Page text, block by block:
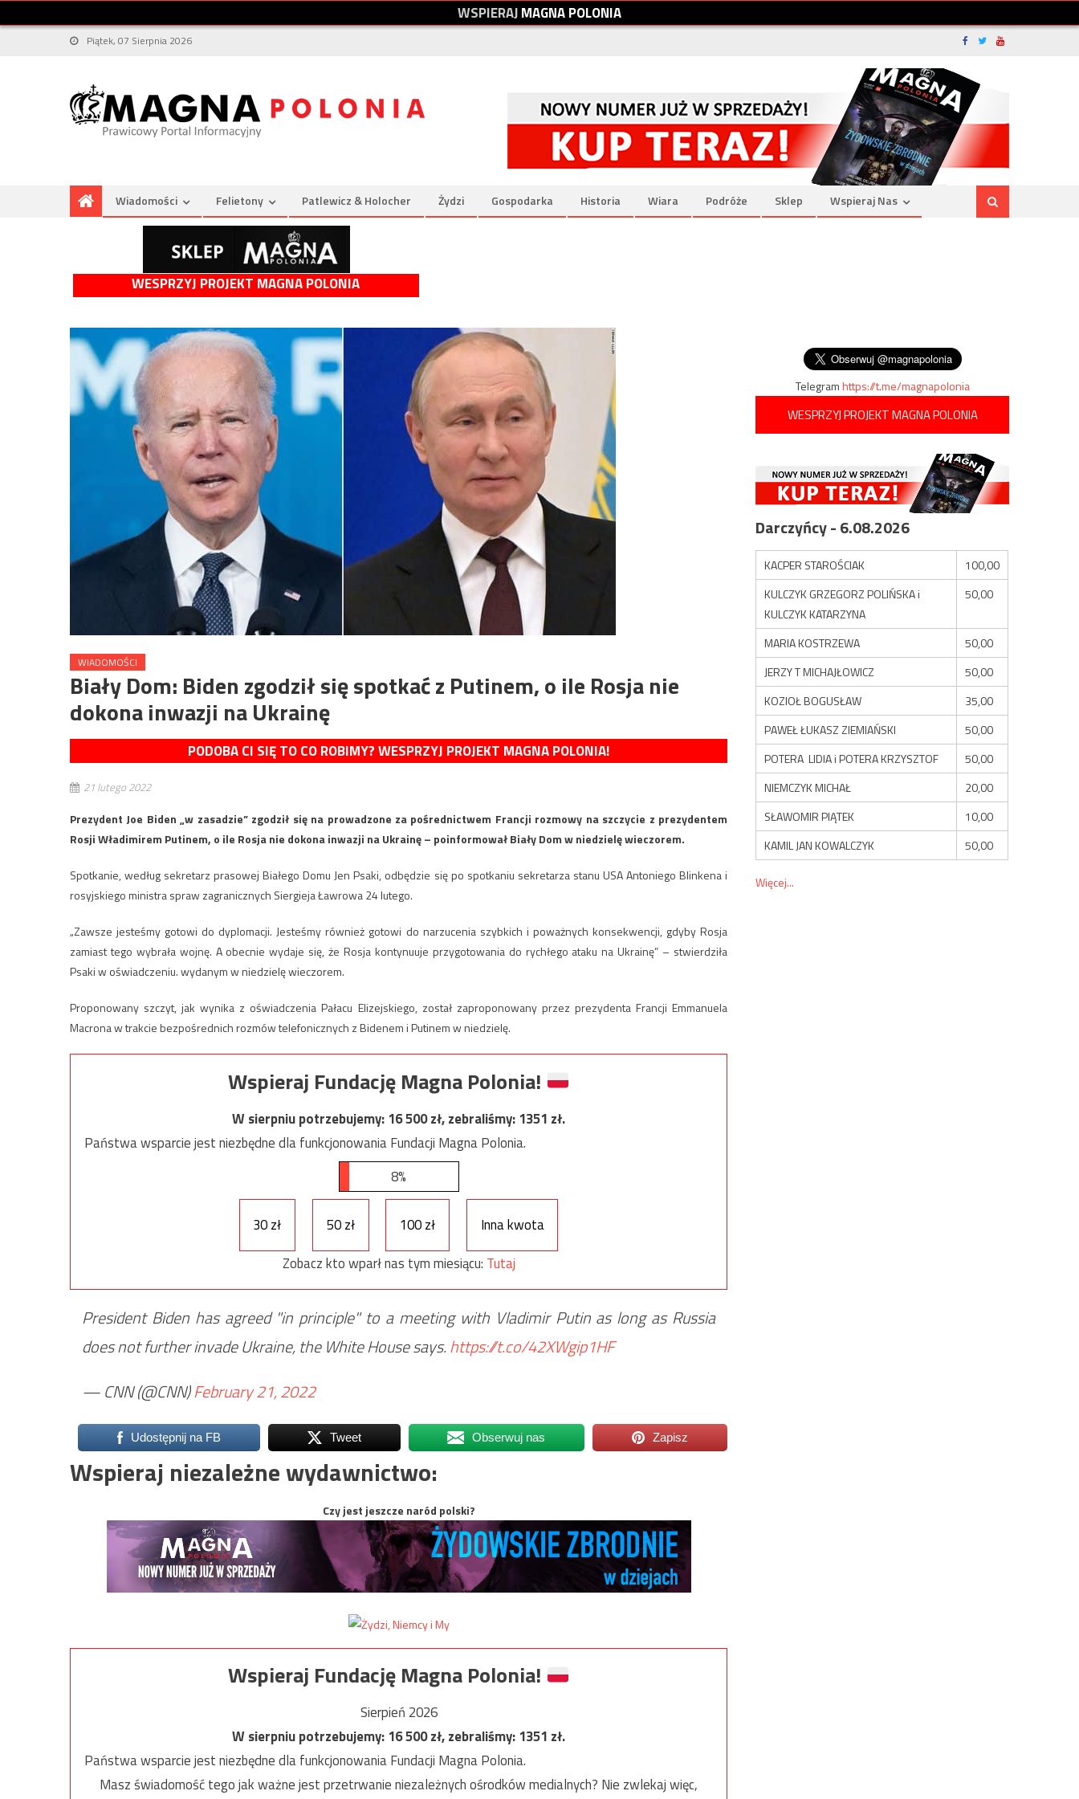
WSPIERAJMAGNAPOLONIA
Piątek, 07 Sierpnia 2026
Wiadomości Felietony Patlewicz & Holocher Żydzi Gospodarka Historia Wiara Podróże Sklep Wspieraj Nas
WESPRZYJ PROJEKT MAGNA POLONIA
WIADOMOŚCI
Biały Dom: Biden zgodził się spotkać z Putinem, o ile Rosja nie
dokona inwazji na Ukrainę
PODOBA CI SIĘ TO CO ROBIMY? WESPRZYJ PROJEKT MAGNA POLONIA!
21 lutego 2022
Prezydent Joe Biden „w zasadzie” zgodził się na prowadzone za pośrednictwem Francji rozmowy na szczycie z prezydentem
Rosji Władimirem Putinem, o ile Rosja nie dokona inwazji na Ukrainę – poinformował Biały Dom w niedzielę wieczorem.
Spotkanie, według sekretarz prasowej Białego Domu Jen Psaki, odbędzie się po spotkaniu sekretarza stanu USA Antoniego Blinkena i
rosyjskiego ministra spraw zagranicznych Siergieja Ławrowa 24 lutego.
„Zawsze jesteśmy gotowi do dyplomacji. Jesteśmy również gotowi do narzucenia szybkich i poważnych konsekwencji, gdyby Rosja
zamiast tego wybrała wojnę. A obecnie wydaje się, że Rosja kontynuuje przygotowania do rychłego ataku na Ukrainę” – stwierdziła
Psaki w oświadczeniu. wydanym w niedzielę wieczorem.
Proponowany szczyt, jak wynika z oświadczenia Pałacu Elizejskiego, został zaproponowany przez prezydenta Francji Emmanuela
Macrona w trakcie bezpośrednich rozmów telefonicznych z Bidenem i Putinem w niedzielę.
Wspieraj Fundację Magna Polonia!
W sierpniu potrzebujemy:16 500zł, zebraliśmy:1351 zł.
Państwa wsparcie jest niezbędne dla funkcjonowania Fundacji Magna Polonia.
8%
30 zł 50 zł 100 zł
Inna kwota
Zobacz kto wparł nas tym miesiącu: Tutaj
President Biden has agreed "in principle" to a meeting with Vladimir Putin as long as Russia
does not further invade Ukraine, the White House says.https://t.co/42XWgip1HF
— CNN (@CNN)February 21, 2022
Udostępnij na FB Tweet Obserwuj nas Zapisz
Wspieraj niezależne wydawnictwo:
Czy jest jeszcze naród polski?
Wspieraj Fundację Magna Polonia!
Sierpień 2026
W sierpniu potrzebujemy:16 500zł, zebraliśmy:1351 zł.
Państwa wsparcie jest niezbędne dla funkcjonowania Fundacji Magna Polonia.
Masz świadomość tego jak ważne jest przetrwanie niezależnych ośrodków medialnych? Nie zwlekaj więc,
Telegramhttps://t.me/magnapolonia
WESPRZYJ PROJEKT MAGNA POLONIA
Darczyńcy - 6.08.2026
KACPER STAROŚCIAK
100,00
KULCZYK GRZEGORZ POLIŃSKA i
KULCZYK KATARZYNA
50,00
MARIA KOSTRZEWA
50,00
JERZY T MICHAJŁOWICZ
50,00
KOZIOŁ BOGUSŁAW
35,00
PAWEŁ ŁUKASZ ZIEMIAŃSKI
50,00
POTERA LIDIA i POTERA KRZYSZTOF
50,00
NIEMCZYK MICHAŁ
20,00
SŁAWOMIR PIĄTEK
10,00
KAMIL JAN KOWALCZYK
50,00
Więcej...